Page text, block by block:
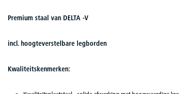
Premium staal van DELTA -V
incl. hoogteverstelbare legborden
Kwaliteitskenmerken: